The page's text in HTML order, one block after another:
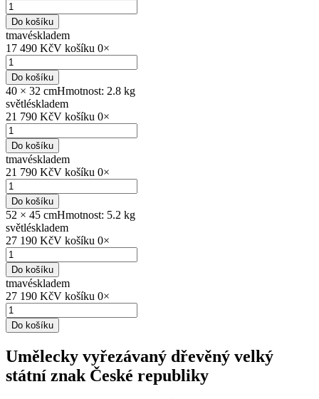
Do košíku
tmavéskladem
17 490 KčV košíku 0×
Do košíku
40 × 32 cmHmotnost: 2.8 kg
světléskladem
21 790 KčV košíku 0×
Do košíku
tmavéskladem
21 790 KčV košíku 0×
Do košíku
52 × 45 cmHmotnost: 5.2 kg
světléskladem
27 190 KčV košíku 0×
Do košíku
tmavéskladem
27 190 KčV košíku 0×
Do košíku
Umělecky vyřezávaný dřevěný velký
státní znak České republiky